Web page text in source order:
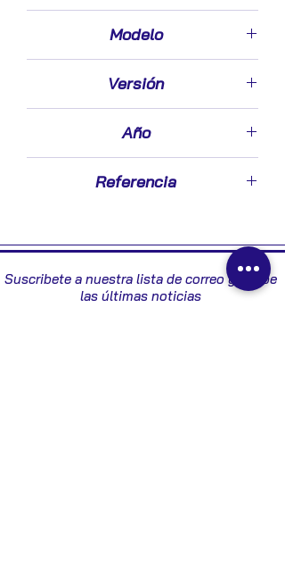
Modelo
Versión
Año
Referencia
Suscribete a nuestra lista de correo y recibe
las últimas noticias